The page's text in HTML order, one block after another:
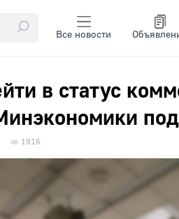
Все новости
в статус
1916